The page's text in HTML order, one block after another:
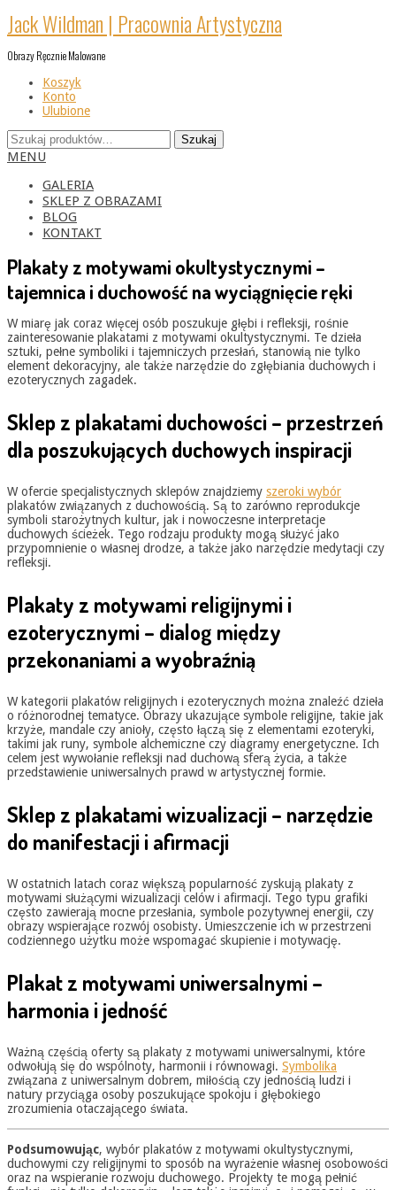
Skip
to
Jack Wildman | Pracownia Artystyczna
Obrazy Ręcznie Malowane
Koszyk
Konto
Ulubione
Szukaj:
Szukaj
Primary
Menu
MENU
GALERIA
SKLEP Z OBRAZAMI
BLOG
KONTAKT
Plakaty z motywami okultystycznymi –
tajemnica i duchowość na wyciągnięcie ręki
W miarę jak coraz więcej osób poszukuje głębi i refleksji, rośnie
zainteresowanie plakatami z motywami okultystycznymi. Te dzieła
sztuki, pełne symboliki i tajemniczych przesłań, stanowią nie tylko
element dekoracyjny, ale także narzędzie do zgłębiania duchowych i
ezoterycznych zagadek.
Sklep z plakatami duchowości – przestrzeń
dla poszukujących duchowych inspiracji
W ofercie specjalistycznych sklepów znajdziemy szeroki wybór
plakatów związanych z duchowością. Są to zarówno reprodukcje
symboli starożytnych kultur, jak i nowoczesne interpretacje
duchowych ścieżek. Tego rodzaju produkty mogą służyć jako
przypomnienie o własnej drodze, a także jako narzędzie medytacji czy
refleksji.
Plakaty z motywami religijnymi i
ezoterycznymi – dialog między
przekonaniami a wyobraźnią
W kategorii plakatów religijnych i ezoterycznych można znaleźć dzieła
o różnorodnej tematyce. Obrazy ukazujące symbole religijne, takie jak
krzyże, mandale czy anioły, często łączą się z elementami ezoteryki,
takimi jak runy, symbole alchemiczne czy diagramy energetyczne. Ich
celem jest wywołanie refleksji nad duchową sferą życia, a także
przedstawienie uniwersalnych prawd w artystycznej formie.
Sklep z plakatami wizualizacji – narzędzie
do manifestacji i afirmacji
W ostatnich latach coraz większą popularność zyskują plakaty z
motywami służącymi wizualizacji celów i afirmacji. Tego typu grafiki
często zawierają mocne przesłania, symbole pozytywnej energii, czy
obrazy wspierające rozwój osobisty. Umieszczenie ich w przestrzeni
codziennego użytku może wspomagać skupienie i motywację.
Plakat z motywami uniwersalnymi –
harmonia i jedność
Ważną częścią oferty są plakaty z motywami uniwersalnymi, które
odwołują się do wspólnoty, harmonii i równowagi. Symbolika
związana z uniwersalnym dobrem, miłością czy jednością ludzi i
natury przyciąga osoby poszukujące spokoju i głębokiego
zrozumienia otaczającego świata.
Podsumowując, wybór plakatów z motywami okultystycznymi,
duchowymi czy religijnymi to sposób na wyrażenie własnej osobowości
oraz na wspieranie rozwoju duchowego. Projekty te mogą pełnić